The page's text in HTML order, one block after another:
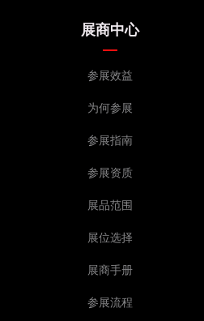
展商中心
参展效益
为何参展
参展指南
参展资质
展品范围
展位选择
展商手册
参展流程